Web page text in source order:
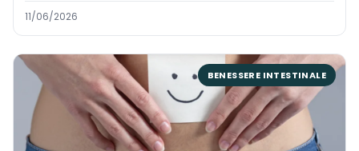
11/06/2026
BENESSERE INTESTINALE